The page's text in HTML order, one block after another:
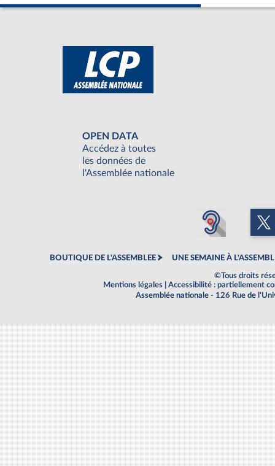
OPEN DATA
Accédez à toutes
les données de
l'Assemblée nationale
BOUTIQUE DE L'ASSEMBLEE UNE SEMAINE À
©Tous droits
Mentions légales
Accessibilité : partiellement
Assemblée nationale - 126 Rue de